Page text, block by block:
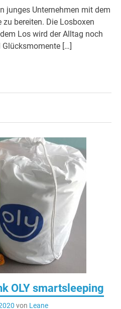
junges Unternehmen mit dem
zu bereiten. Die Losboxen
Los wird der Alltag noch
[…]
OLY smartsleeping
von Leane